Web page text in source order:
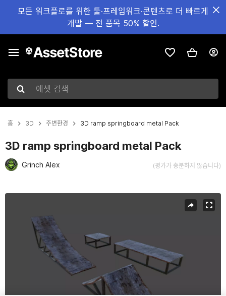
모든 워크플로를 위한 툴·프레임워크·콘텐츠로 더 빠르게
개발 — 전 품목 50% 할인.
에셋 검색
홈 3D 주변환경 3D ramp springboard metal Pack
3D ramp springboard metal Pack
Grinch Alex (평가가 충분하지 않습니다)